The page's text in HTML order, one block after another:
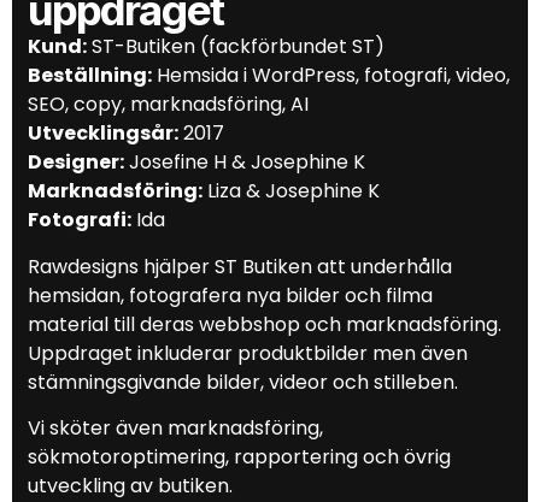
Kund:ST-Butiken (fackförbundet ST)
Beställning:Hemsida i WordPress, fotografi, video,
SEO, copy, marknadsföring, AI
Utvecklingsår:2017
Designer:Josefine H & Josephine K
Marknadsföring:Liza & Josephine K
Fotografi:Ida
Rawdesigns hjälper ST Butiken att underhålla
hemsidan, fotografera nya bilder och filma
material till deras webbshop och marknadsföring.
Uppdraget inkluderar produktbilder men även
stämningsgivande bilder, videor och stilleben.
Vi sköter även marknadsföring,
sökmotoroptimering, rapportering och övrig
utveckling av butiken.